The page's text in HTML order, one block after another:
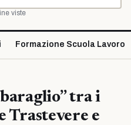
viste
Formazione Scuola Lavoro
tra i
e